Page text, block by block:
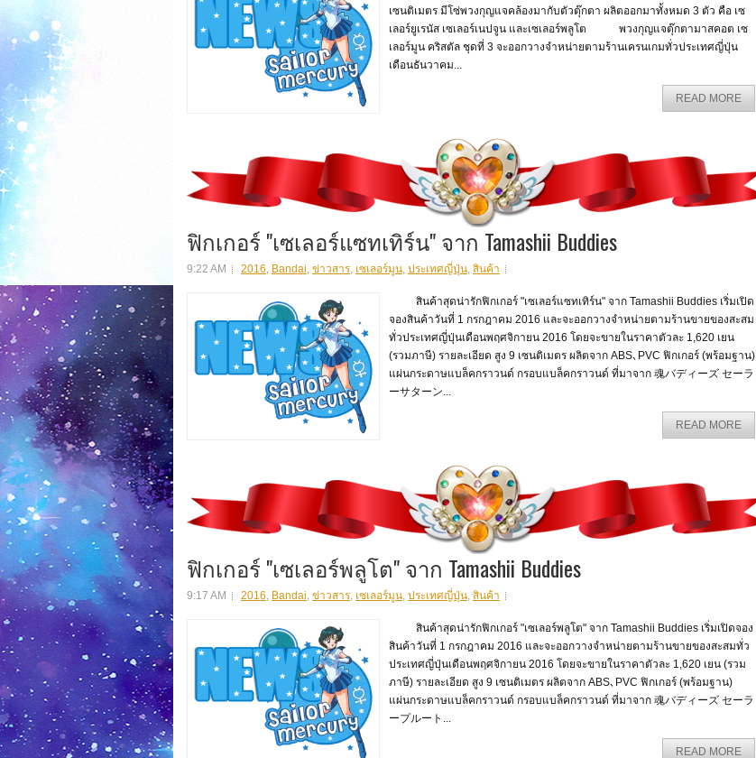
เซนติเมตร มีโซ่พวงกุญแจคล้องมากับตัวตุ๊กตา ผลิตออกมาทั้งหมด 3 ตัว คือ เซ
เลอร์ยูเรนัส เซเลอร์เนปจูน และเซเลอร์พลูโต พวงกุญแจตุ๊กตามาสคอต เซ
เลอร์มูน คริสตัล ชุดที่ 3 จะออกวางจำหน่ายตามร้านเครนเกมทั่วประเทศญี่ปุ่น
เดือนธันวาคม...
READ MORE
ฟิกเกอร์ "เซเลอร์แซทเทิร์น" จาก Tamashii Buddies
9:22 AM 2016, Bandai, ข่าวสาร, เซเลอร์มูน, ประเทศญี่ปุ่น, สินค้า
สินค้าสุดน่ารักฟิกเกอร์ "เซเลอร์แซทเทิร์น" จาก Tamashii Buddies เริ่มเปิด
จองสินค้าวันที่ 1 กรกฎาคม 2016 และจะออกวางจำหน่ายตามร้านขายของสะสม
ทั่วประเทศญี่ปุ่นเดือนพฤศจิกายน 2016 โดยจะขายในราคาตัวละ 1,620 เยน
(รวมภาษี) รายละเอียด สูง 9 เซนติเมตร ผลิตจาก ABS､PVC ฟิกเกอร์ (พร้อมฐาน)
แผ่นกระดาษแบล็คกราวนด์ กรอบแบล็คกราวนด์ ที่มาจาก 魂バディーズ セーラ
ーサターン...
READ MORE
ฟิกเกอร์ "เซเลอร์พลูโต" จาก Tamashii Buddies
9:17 AM 2016, Bandai, ข่าวสาร, เซเลอร์มูน, ประเทศญี่ปุ่น, สินค้า
สินค้าสุดน่ารักฟิกเกอร์ "เซเลอร์พลูโต" จาก Tamashii Buddies เริ่มเปิดจอง
สินค้าวันที่ 1 กรกฎาคม 2016 และจะออกวางจำหน่ายตามร้านขายของสะสมทั่ว
ประเทศญี่ปุ่นเดือนพฤศจิกายน 2016 โดยจะขายในราคาตัวละ 1,620 เยน (รวม
ภาษี) รายละเอียด สูง 9 เซนติเมตร ผลิตจาก ABS､PVC ฟิกเกอร์ (พร้อมฐาน)
แผ่นกระดาษแบล็คกราวนด์ กรอบแบล็คกราวนด์ ที่มาจาก 魂バディーズ セーラ
ープルート...
READ MORE